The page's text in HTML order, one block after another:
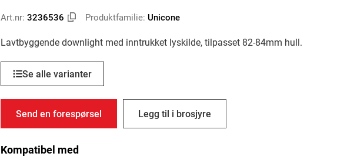
Art.nr: 3236536 Produktfamilie: Unicone
Lavtbyggende downlight med inntrukket lyskilde, tilpasset 82-84mm hull.
Se alle varianter
Send en forespørsel Legg til i brosjyre
Kompatibel med